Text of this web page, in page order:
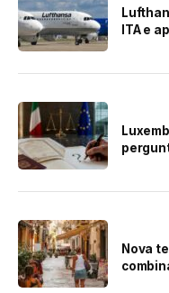
ITA e
Nova